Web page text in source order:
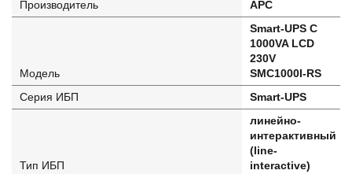
Производитель APC
Модель
Smart-UPS C
1000VA LCD
230V
SMC1000I-RS
Серия ИБП
Smart-UPS
Тип ИБП
линейно-
интерактивный
(line-
interactive)